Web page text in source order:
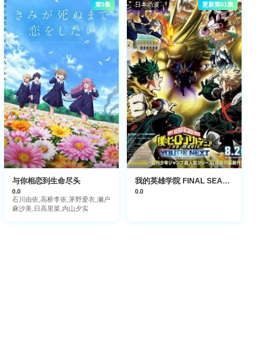
第5集
与你相恋到生命尽头
0.0
石川由依,高桥李依,茅野爱衣,濑户
麻沙美,日高里菜,内山夕实
日本动漫 更新第01集
我的英雄学院 FINAL SEASON 特别篇
0.0